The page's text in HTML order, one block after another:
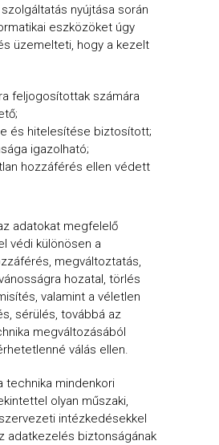
nyújtása során
eszközöket úgy
üzemelteti, hogy a kezelt
feljogosítottak számára
és hitelesítése biztosított;
igazolható;
hozzáférés ellen védett
adatokat megfelelő
védi különösen a
megváltoztatás,
hozatal, törlés
valamint a véletlen
sérülés, továbbá az
megváltozásából
válás ellen.
technika mindenkori
olyan műszaki,
intézkedésekkel
adatkezelés biztonságának